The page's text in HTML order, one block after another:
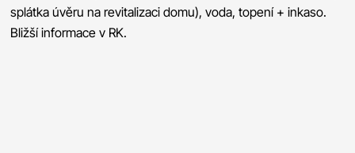
splátka úvěru na revitalizaci domu), voda, topení + inkaso.
Bližší informace v RK.